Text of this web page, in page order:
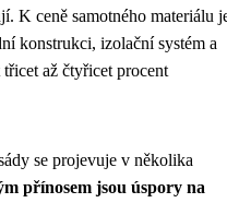
K ceně samotného materiálu
konstrukci, izolační systém a
až čtyřicet procent
se projevuje v několika
přínosem jsou úspory na